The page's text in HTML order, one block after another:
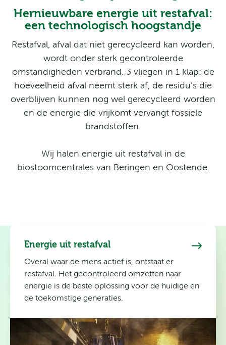
Hernieuwbare energie uit restafval:
een technologisch hoogstandje
Restafval, afval dat niet gerecycleerd kan worden,
wordt onder sterk gecontroleerde
omstandigheden verbrand. 3 vliegen in 1 klap: de
hoeveelheid afval neemt sterk af, de residu’s die
overblijven kunnen nog wel gerecycleerd worden
en de energie die vrijkomt vervangt fossiele
brandstoffen.
Wij halen energie uit restafval in de
biostoomcentrales van Beringen en Oostende.
Energie uit restafval
Overal waar de mens actief is, ontstaat er
restafval. Het gecontroleerd omzetten naar
energie is de beste oplossing voor de huidige en
de toekomstige generaties.